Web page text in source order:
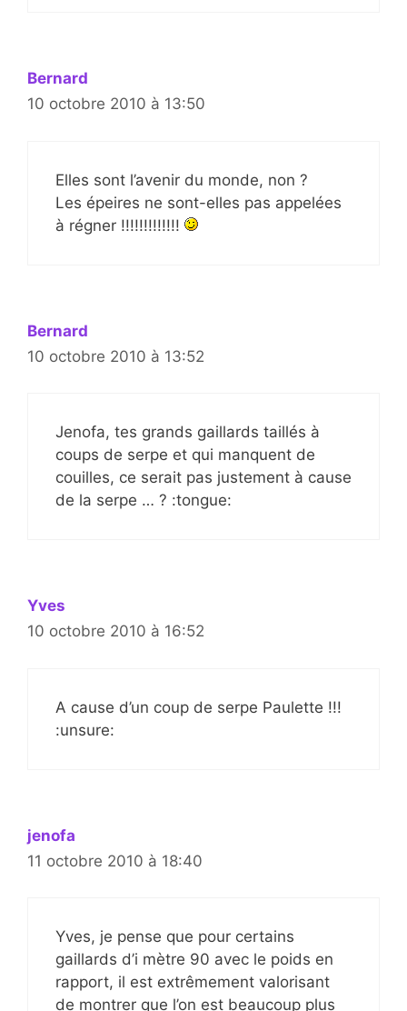
Bernard
10 octobre 2010 à 13:50
Elles sont l’avenir du monde, non ?
Les épeires ne sont-elles pas appelées
à régner !!!!!!!!!!!!!
Bernard
10 octobre 2010 à 13:52
Jenofa, tes grands gaillards taillés à
coups de serpe et qui manquent de
couilles, ce serait pas justement à cause
de la serpe … ? :tongue:
Yves
10 octobre 2010 à 16:52
A cause d’un coup de serpe Paulette !!!
:unsure:
jenofa
11 octobre 2010 à 18:40
Yves, je pense que pour certains
gaillards d’i mètre 90 avec le poids en
rapport, il est extrêmement valorisant
de montrer que l’on est beaucoup plus